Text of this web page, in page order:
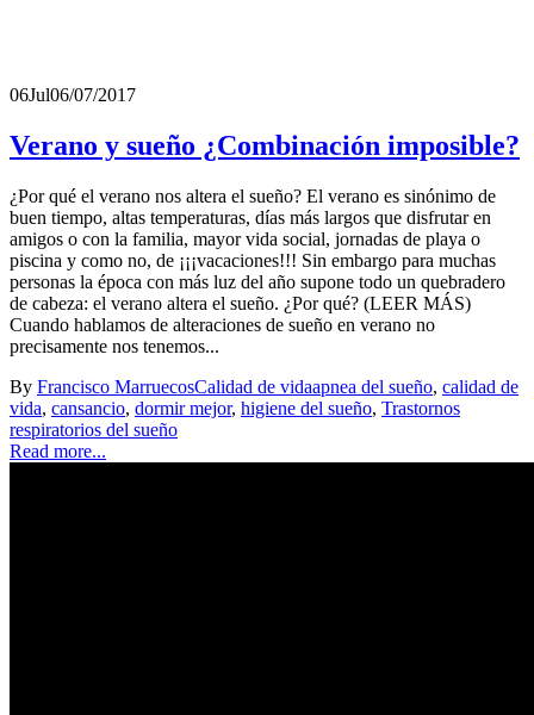
06Jul06/07/2017
Verano y sueño ¿Combinación imposible?
¿Por qué el verano nos altera el sueño? El verano es sinónimo de
buen tiempo, altas temperaturas, días más largos que disfrutar en
amigos o con la familia, mayor vida social, jornadas de playa o
piscina y como no, de ¡¡¡vacaciones!!! Sin embargo para muchas
personas la época con más luz del año supone todo un quebradero
de cabeza: el verano altera el sueño. ¿Por qué? (LEER MÁS)
Cuando hablamos de alteraciones de sueño en verano no
precisamente nos tenemos...
By Francisco MarruecosCalidad de vidaapnea del sueño, calidad de
vida, cansancio, dormir mejor, higiene del sueño, Trastornos
respiratorios del sueño
Read more...